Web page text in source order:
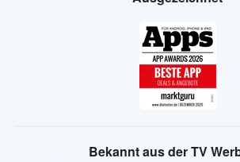
Bekannt aus der TV